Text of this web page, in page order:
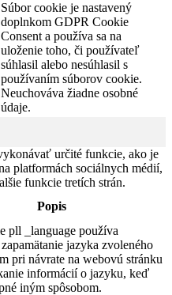
Súbor cookie je nastavený
doplnkom GDPR Cookie
Consent a používa sa na
uloženie toho, či používateľ
súhlasil alebo nesúhlasil s
používaním súborov cookie.
Neuchováva žiadne osobné
údaje.
určité funkcie, ako je
platformách sociálnych médií,
funkcie tretích strán.
Popis
pll _language používa
jazyka zvoleného
pri návrate na webovú stránku
informácií o jazyku, keď
iným spôsobom.